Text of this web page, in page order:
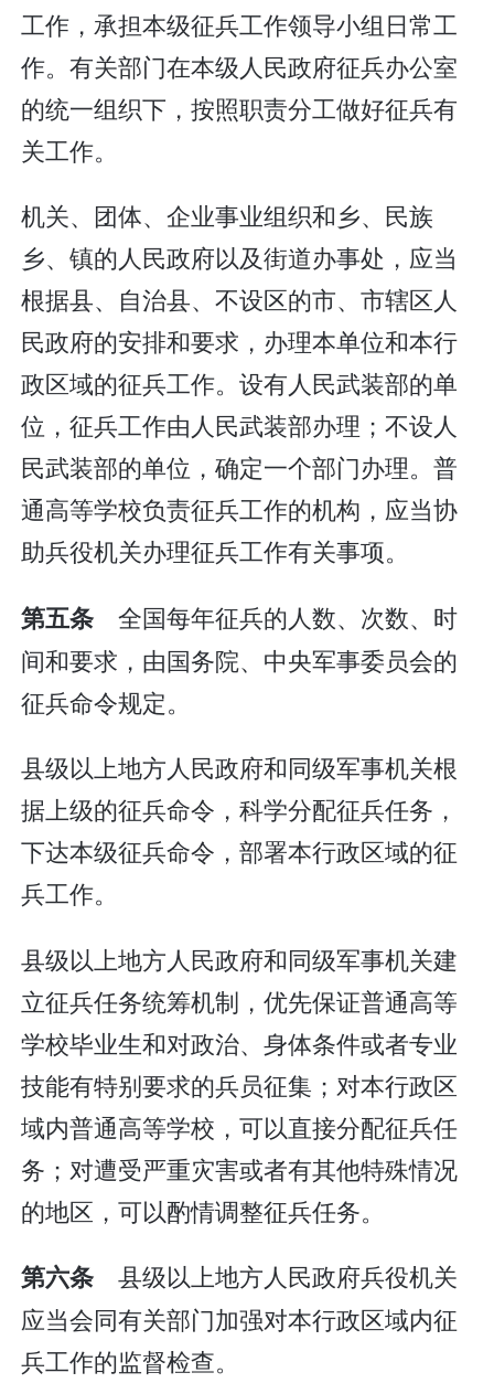
工作，承担本级征兵工作领导小组日常工
作。有关部门在本级人民政府征兵办公室
的统一组织下，按照职责分工做好征兵有
关工作。
机关、团体、企业事业组织和乡、民族
乡、镇的人民政府以及街道办事处，应当
根据县、自治县、不设区的市、市辖区人
民政府的安排和要求，办理本单位和本行
政区域的征兵工作。设有人民武装部的单
位，征兵工作由人民武装部办理；不设人
民武装部的单位，确定一个部门办理。普
通高等学校负责征兵工作的机构，应当协
助兵役机关办理征兵工作有关事项。
第五条 全国每年征兵的人数、次数、时
间和要求，由国务院、中央军事委员会的
征兵命令规定。
县级以上地方人民政府和同级军事机关根
据上级的征兵命令，科学分配征兵任务，
下达本级征兵命令，部署本行政区域的征
兵工作。
县级以上地方人民政府和同级军事机关建
立征兵任务统筹机制，优先保证普通高等
学校毕业生和对政治、身体条件或者专业
技能有特别要求的兵员征集；对本行政区
域内普通高等学校，可以直接分配征兵任
务；对遭受严重灾害或者有其他特殊情况
的地区，可以酌情调整征兵任务。
第六条 县级以上地方人民政府兵役机关
应当会同有关部门加强对本行政区域内征
兵工作的监督检查。